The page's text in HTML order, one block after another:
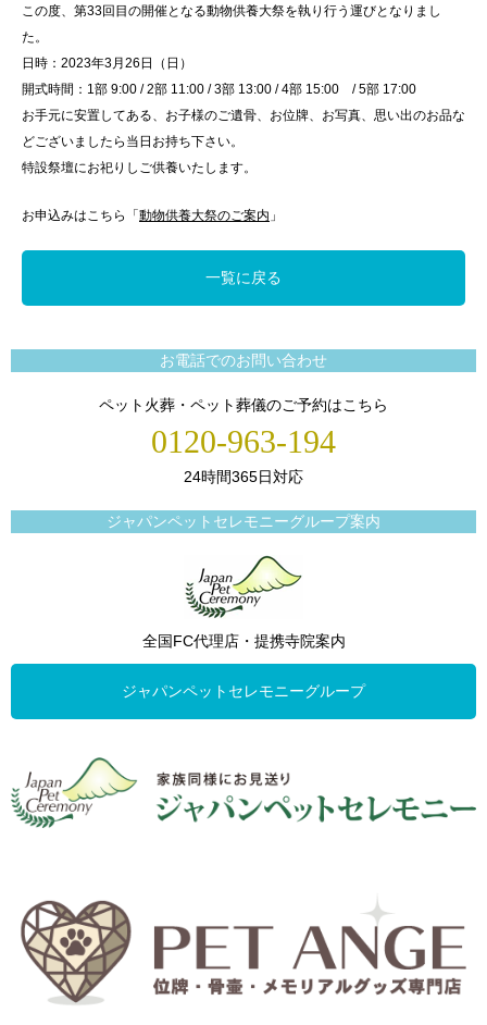
この度、第33回目の開催となる動物供養大祭を執り行う運びとなりまし
た。
日時：2023年3月26日（日）
開式時間：1部 9:00 / 2部 11:00 / 3部 13:00 / 4部 15:00 / 5部 17:00
お手元に安置してある、お子様のご遺骨、お位牌、お写真、思い出のお品な
どございましたら当日お持ち下さい。
特設祭壇にお祀りしご供養いたします。
お申込みはこちら「 動物供養大祭のご案内 」
一覧に戻る
お電話でのお問い合わせ
ペット火葬・ペット葬儀のご予約はこちら
0120-963-194
24時間365日対応
ジャパンペットセレモニーグループ案内
全国FC代理店・提携寺院案内
ジャパンペットセレモニーグループ